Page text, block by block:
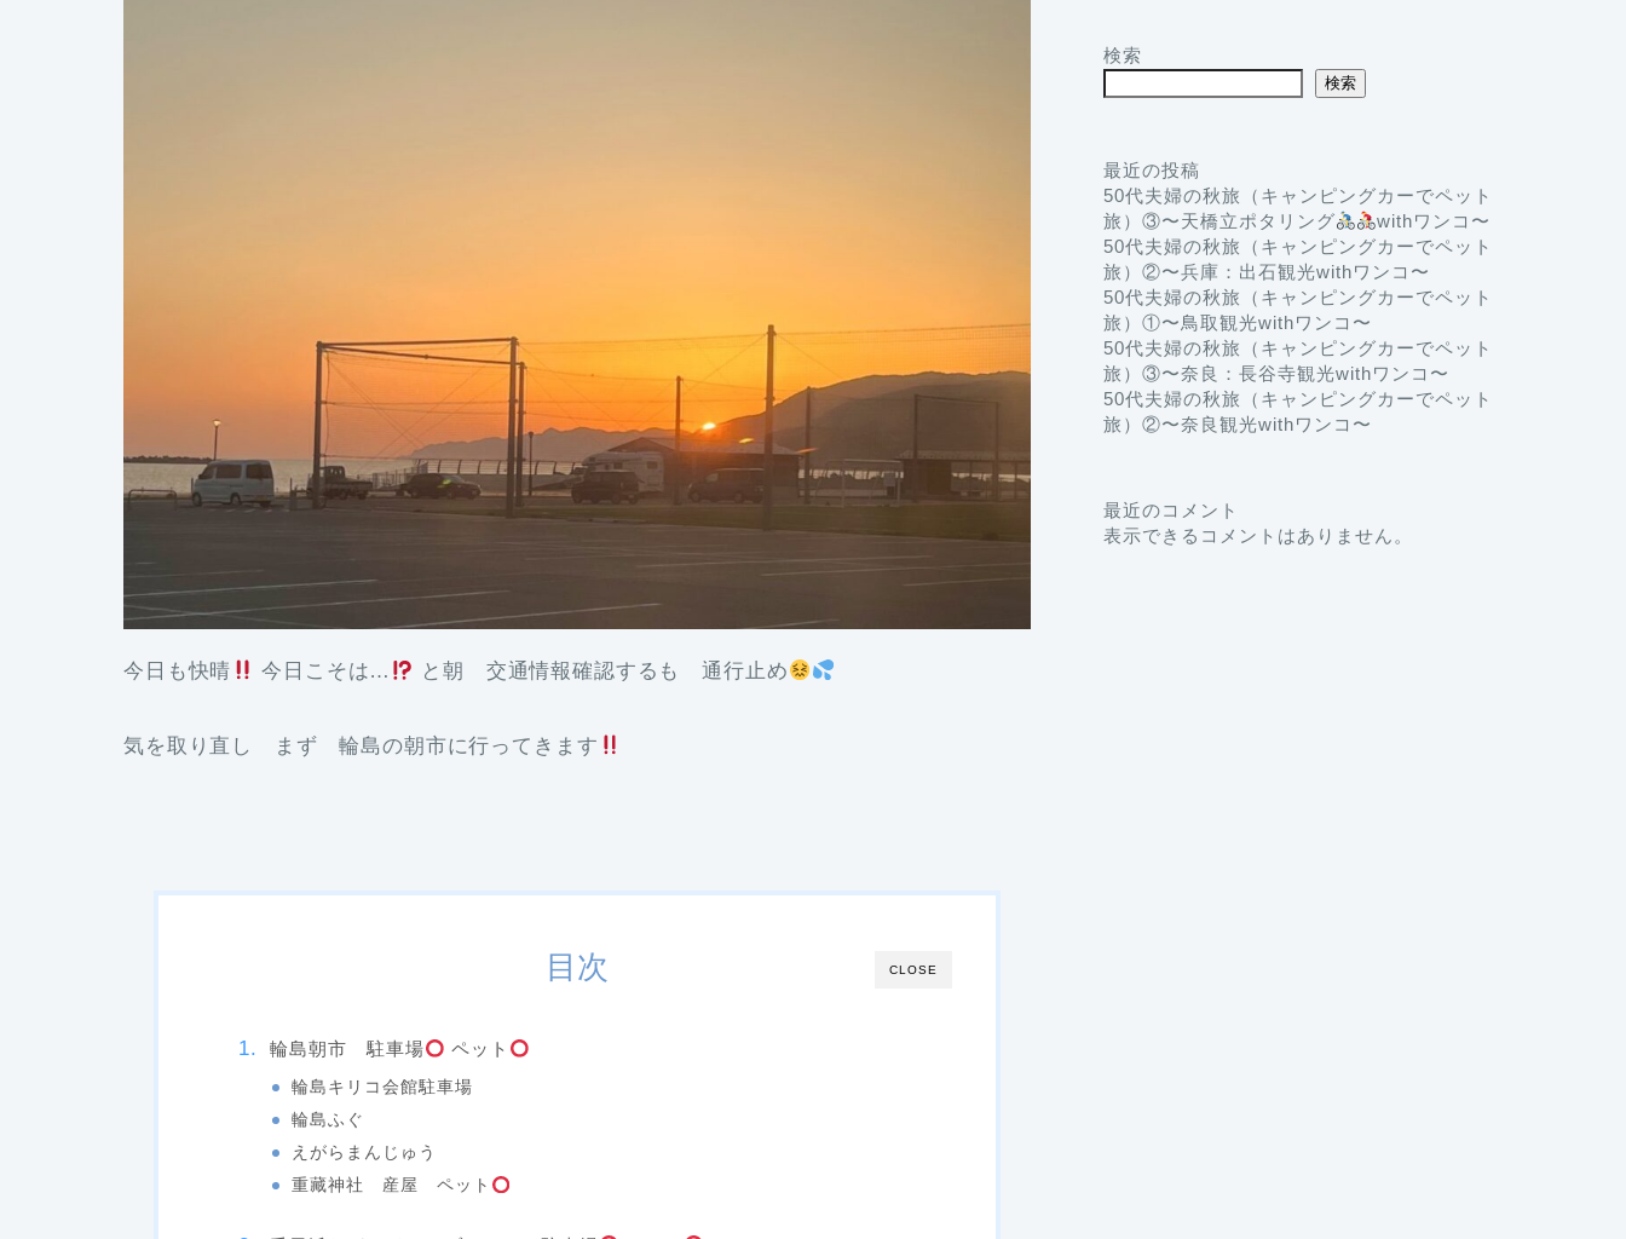
今日も快晴 今日こそは… と朝 交通情報確認するも 通行止め
気を取り直し まず 輪島の朝市に行ってきます
CLOSE
目次
輪島朝市 駐車場 ペット
輪島キリコ会館駐車場
輪島ふぐ
えがらまんじゅう
重藏神社 産屋 ペット
検索
検索
最近の投稿
50代夫婦の秋旅（キャンピングカーでペット
旅）③〜天橋立ポタリング
withワンコ〜
50代夫婦の秋旅（キャンピングカーでペット
旅）②〜兵庫：出石観光withワンコ〜
50代夫婦の秋旅（キャンピングカーでペット
旅）①〜鳥取観光withワンコ〜
50代夫婦の秋旅（キャンピングカーでペット
旅）③〜奈良：長谷寺観光withワンコ〜
50代夫婦の秋旅（キャンピングカーでペット
旅）②〜奈良観光withワンコ〜
最近のコメント
表示できるコメントはありません。